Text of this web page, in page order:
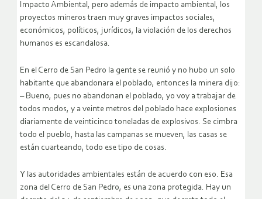
Impacto Ambiental, pero además de impacto ambiental, los
proyectos mineros traen muy graves impactos sociales,
económicos, políticos, jurídicos, la violación de los derechos
humanos es escandalosa.
En el Cerro de San Pedro la gente se reunió y no hubo un solo
habitante que abandonara el poblado, entonces la minera dijo:
– Bueno, pues no abandonan el poblado, yo voy a trabajar de
todos modos, y a veinte metros del poblado hace explosiones
diariamente de veinticinco toneladas de explosivos. Se cimbra
todo el pueblo, hasta las campanas se mueven, las casas se
están cuarteando, todo ese tipo de cosas.
Y las autoridades ambientales están de acuerdo con eso. Esa
zona del Cerro de San Pedro, es una zona protegida. Hay un